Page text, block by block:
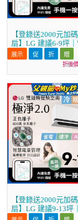
【登錄送2000元加
扇】LG 建議6-9坪
迴轉變頻空調｜極淨
｜AI 氣流 & 奈米離
【登錄送2000元加
扇】LG 建議9-13坪
雙迴轉變頻空調｜極